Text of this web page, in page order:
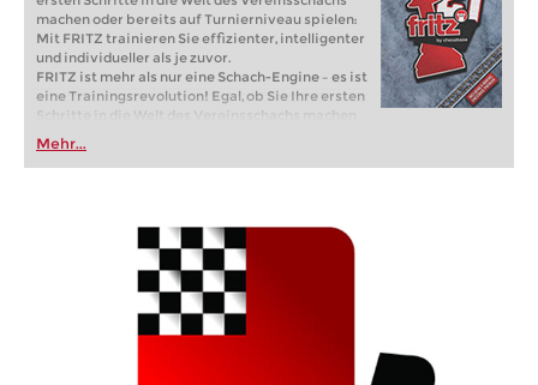
machen oder bereits auf Turnierniveau spielen:
Mit FRITZ trainieren Sie effizienter, intelligenter
und individueller als je zuvor.
FRITZ ist mehr als nur eine Schach-Engine – es ist
eine Trainingsrevolution! Egal, ob Sie Ihre ersten
Schritte in die Welt des Vereinsschachs machen
oder bereits auf Turnierniveau spielen: Mit
FRITZ trainieren Sie effizienter, intelligenter und
individueller als je zuvor.
Mehr...